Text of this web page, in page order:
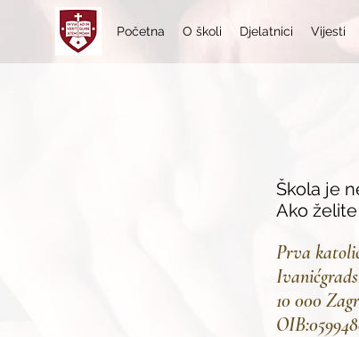
Početna O školi Djelatnici Vijesti
Škola je
Ako
Prva
10 000